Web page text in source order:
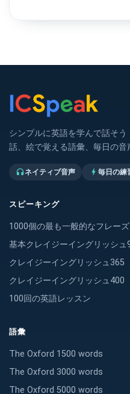
シンプルに英語を学んで話そ
話、絵で覚える語彙、毎日の音
headphonesネイティブ音声 bolt 毎日の練
スピーキング
1000個の最も一般的なフレーズ
基本クレイジーイングリッシュ
クレイジーイングリッシュ365
クレイジーイングリッシュ400
100回の英語レッスン
語彙
The Oxford 1500 words
The Oxford 3000 words
The Oxford 5000 words